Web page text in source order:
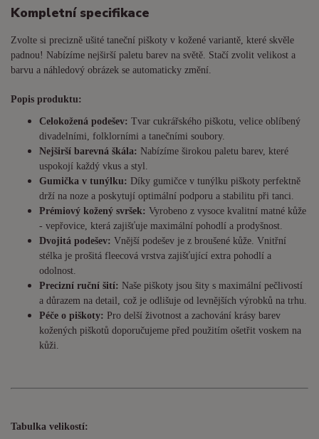
Kompletní specifikace
Zvolte si precizně ušité taneční piškoty v kožené variantě, které skvěle
padnou! Nabízíme nejširší paletu barev na světě. Stačí zvolit velikost a
barvu a náhledový obrázek se automaticky změní.
Popis produktu:
Celokožená podešev: Tvar cukrářského piškotu, velice oblíbený
divadelními, folklorními a tanečními soubory.
Nejširší barevná škála: Nabízíme širokou paletu barev, které
uspokojí každý vkus a styl.
Gumička v tunýlku: Díky gumičce v tunýlku piškoty perfektně
drží na noze a poskytují optimální podporu a stabilitu při tanci.
Prémiový kožený svršek: Vyrobeno z vysoce kvalitní matné kůže
- vepřovice, která zajišťuje maximální pohodlí a prodyšnost.
Dvojitá podešev: Vnější podešev je z broušené kůže. Vnitřní
stélka je prošitá fleecová vrstva zajišťující extra pohodlí a
odolnost.
Precizní ruční šití: Naše piškoty jsou šity s maximální pečlivostí
a důrazem na detail, což je odlišuje od levnějších výrobků na trhu.
Péče o piškoty: Pro delší životnost a zachování krásy barev
kožených piškotů doporučujeme před použitím ošetřit voskem na
kůži.
Tabulka velikostí: